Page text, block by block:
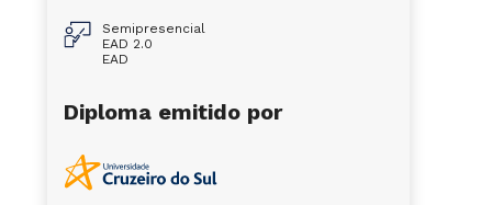
Semipresencial
EAD 2.0
EAD
Diploma emitido por